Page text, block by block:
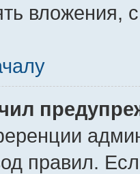
вложения,
правил.